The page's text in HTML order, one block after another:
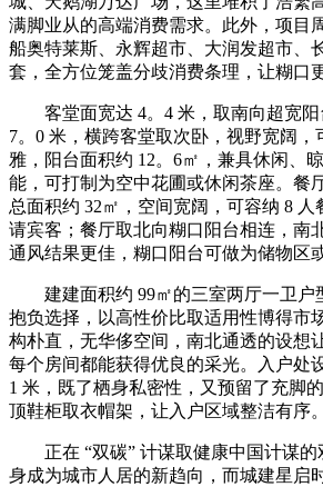
满脚业从的高端消费需求。此外，项目
船奥特莱斯、永辉超市、大润发超市、
套，全方位笼盖分歧消费条理，让糊口
客堂面宽达 4。4 米，取南向超宽阳
7。0 米，横跨客堂取次卧，视野宽阔，
雅，阳台面积约 12。6㎡，兼具休闲、
能，可打制为空中花圃或休闲茶座。餐
总面积约 32㎡，空间宽阔，可容纳 8
请宾客；餐厅取北向糊口阳台相连，南
通风结果更佳，糊口阳台可做为储物区
建建面积约 99㎡的三室两厅一卫户
抱负选择，以高性价比取适用性博得市
构朴直，无华侈空间，南北通透的设想
每个房间都能获得优良的采光。入户处
1 米，既了栖身私密性，又预留了充脚
顶鞋柜取衣帽架，让入户区域整洁有序。
正在 “双碳” 计谋取健康中国计谋的
身成为城市人居的新趋向，而城建星启